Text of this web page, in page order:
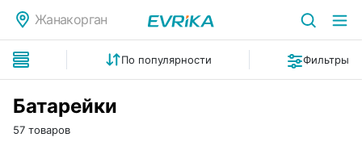
Жанакорган
По популярности Фильтры
Батарейки
57 товаров